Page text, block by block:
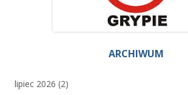
ARCHIWUM
lipiec 2026 (2)